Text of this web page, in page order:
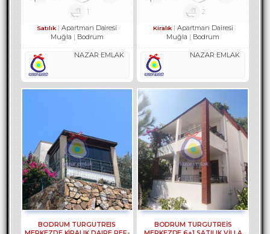
1
Satılık
Apartman Dairesi
Muğla
Bodrum
NAZAR EMLAK
2
Kiralık
Apartman Dairesi
Muğla
Bodrum
NAZAR EMLAK
BODRUM TURGUTREIS
BODRUM TURGUTREİS